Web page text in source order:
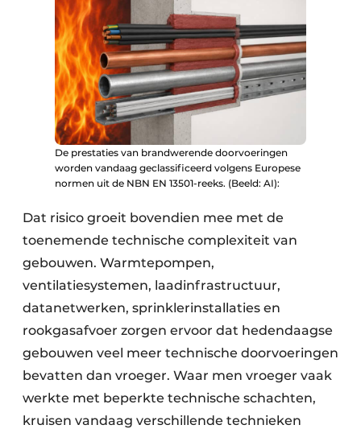
De prestaties van brandwerende doorvoeringen
worden vandaag geclassificeerd volgens Europese
normen uit de NBN EN 13501-reeks. (Beeld: AI):
Dat risico groeit bovendien mee met de
toenemende technische complexiteit van
gebouwen. Warmtepompen,
ventilatiesystemen, laadinfrastructuur,
datanetwerken, sprinklerinstallaties en
rookgasafvoer zorgen ervoor dat hedendaagse
gebouwen veel meer technische doorvoeringen
bevatten dan vroeger. Waar men vroeger vaak
werkte met beperkte technische schachten,
kruisen vandaag verschillende technieken